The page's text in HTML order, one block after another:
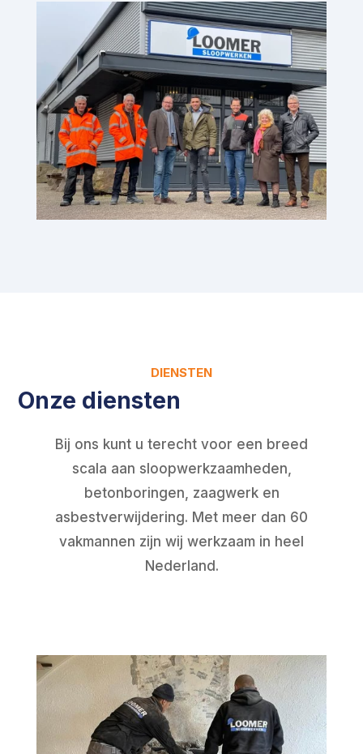
DIENSTEN
Onze diensten
Bij ons kunt u terecht voor een breed
scala aan sloopwerkzaamheden,
betonboringen, zaagwerk en
asbestverwijdering. Met meer dan 60
vakmannen zijn wij werkzaam in heel
Nederland.